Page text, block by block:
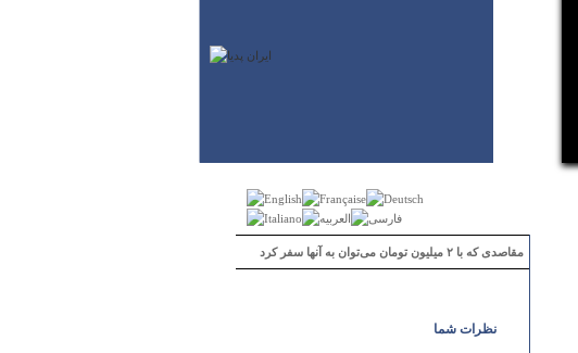
مقاصدی که با ۲ میلیون تومان می‌توان به آنها سفر کرد
نظرات شما